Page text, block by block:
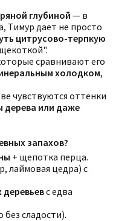
глубиной — в
Тимур дает не просто
цитрусово-терпкую
сравнивают его
холодком,
чувствуются оттенки
дерева или даже
запахов?
+ щепотка перца.
лаймовая цедра) с
с едва
без сладости).